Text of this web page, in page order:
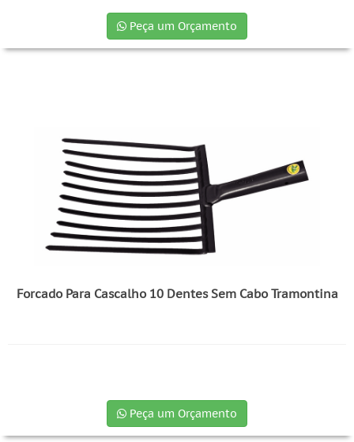
Peça um Orçamento
Forcado Para Cascalho 10 Dentes Sem Cabo Tramontina
Peça um Orçamento